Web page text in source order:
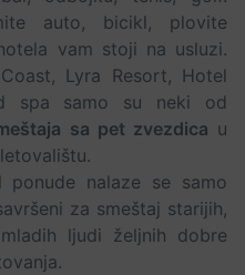
auto, bicikl, plovite
vam stoji na usluzi.
Lyra Resort, Hotel
spa samo su neki od
sa pet zvezdica u
nalaze se samo
za smeštaj starijih,
ljudi željnih dobre